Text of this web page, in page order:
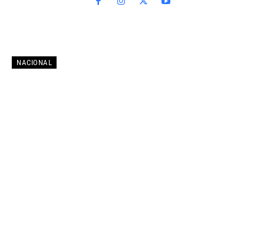
NACIONAL